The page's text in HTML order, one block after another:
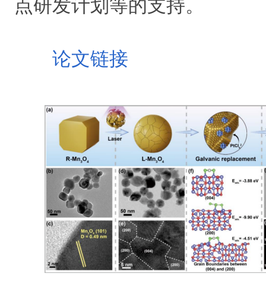
点研发计划等的支持。
论文链接